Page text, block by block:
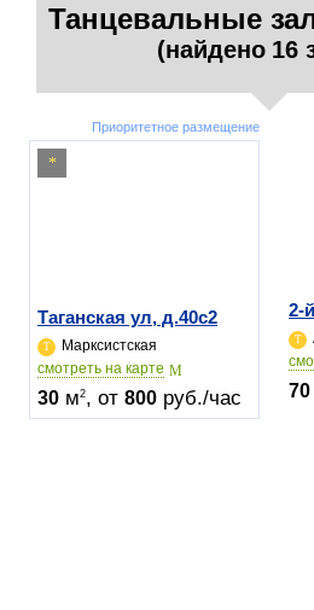
Танцевальные
(найдено 16
Приоритетное размещение
Таганская ул, д.40c2
Марксистская
cмотреть на карте
30 м2, от 800 руб./час
2-
70